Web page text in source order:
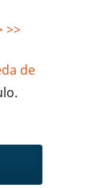
>>
de